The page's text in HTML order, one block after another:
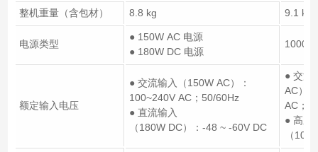
整机重量（含包材） 8.8 kg 9.1 kg
电源类型
● 150W AC 电源
● 180W DC 电源
额定输入电压
● 交流输入（150W AC）：
100~240V AC；50/60Hz
● 直流输入
（180W DC）：-48 ~ -60V DC
● 交流
AC）
AC；
● 高压
（